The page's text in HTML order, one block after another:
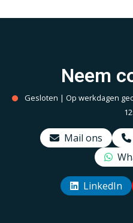
Neem
Gesloten | Op werkdagen
Mail ons
LinkedIn